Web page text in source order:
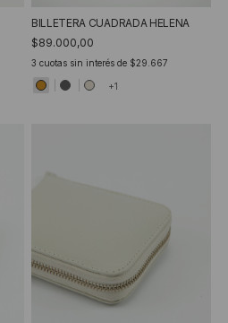
BILLETERA CUADRADA HELENA
$89.000,00
3 cuotas sin interés de $29.667
+1